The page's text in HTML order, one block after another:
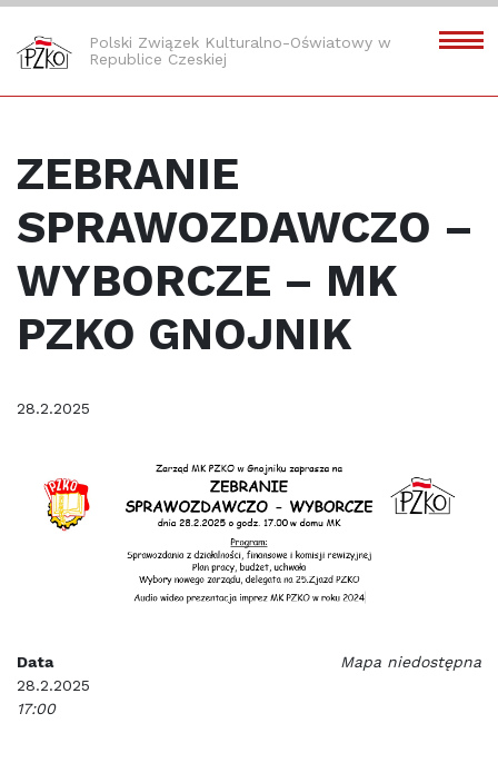
Polski Związek Kulturalno-Oświatowy w
Republice Czeskiej
ZEBRANIE
SPRAWOZDAWCZO –
WYBORCZE – MK
PZKO GNOJNIK
28.2.2025
Mapa niedostępna
Data
28.2.2025
17:00